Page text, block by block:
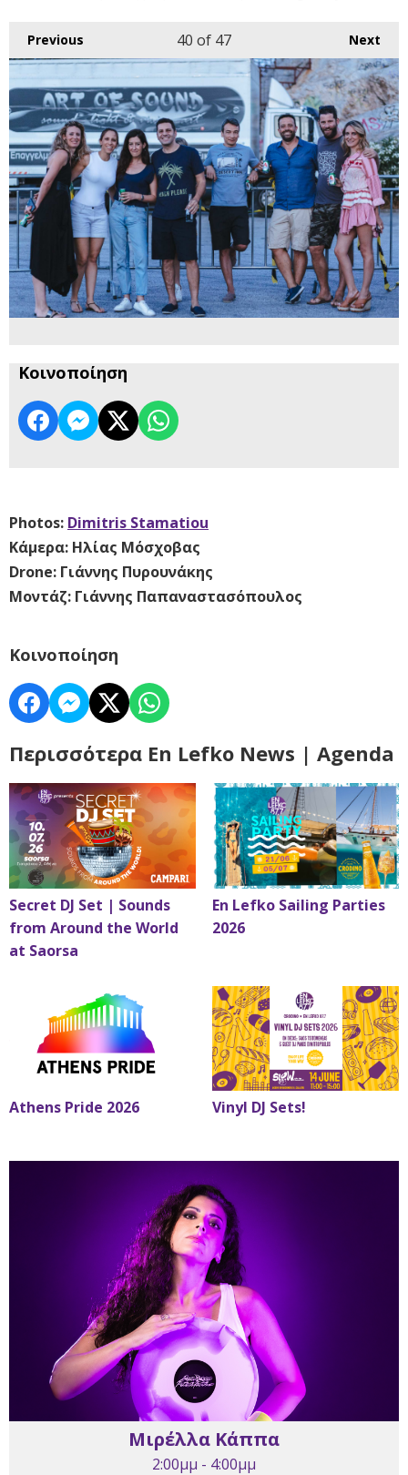
Previous Next
40 of 47
Κοινοποίηση
Photos: Dimitris Stamatiou
Κάμερα: Ηλίας Μόσχοβας
Drone: Γιάννης Πυρουνάκης
Μοντάζ: Γιάννης Παπαναστασόπουλος
Κοινοποίηση
Περισσότερα En Lefko News | Agenda
Secret DJ Set | Sounds
from Around the World
at Saorsa
En Lefko Sailing Parties
2026
Athens Pride 2026 Vinyl DJ Sets!
Μιρέλλα Κάππα
2:00μμ - 4:00μμ